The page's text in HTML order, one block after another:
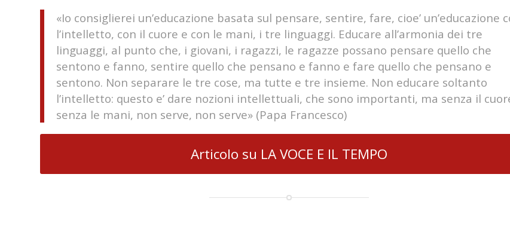
«Io consiglierei un’educazione basata sul pensare, sentire, fare, cioe’ un’educazione
l’intelletto, con il cuore e con le mani, i tre linguaggi. Educare all’armonia dei tre
linguaggi, al punto che, i giovani, i ragazzi, le ragazze possano pensare quello che
sentono e fanno, sentire quello che pensano e fanno e fare quello che pensano e
sentono. Non separare le tre cose, ma tutte e tre insieme. Non educare soltanto
l’intelletto: questo e’ dare nozioni intellettuali, che sono importanti, ma senza il
senza le mani, non serve, non serve» (Papa Francesco)
Articolo su LA VOCE E IL TEMPO